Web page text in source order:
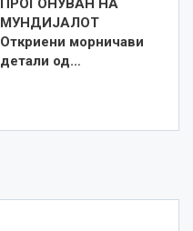
ПРОГОНУВАН НА
МУНДИЈАЛОТ
Откриени морничави
детали од…